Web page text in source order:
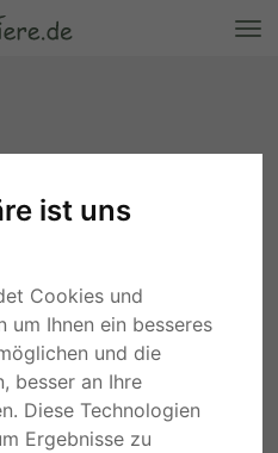
ist uns
Cookies und
um Ihnen ein besseres
und die
besser an Ihre
Diese Technologien
Ergebnisse zu